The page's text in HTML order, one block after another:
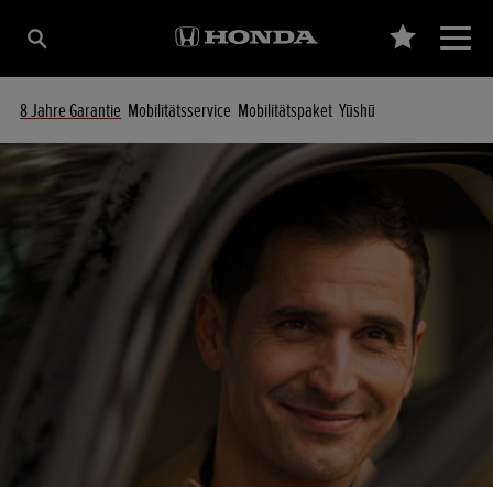
8 Jahre Garantie Mobilitätsservice Mobilitätspaket Yūshū